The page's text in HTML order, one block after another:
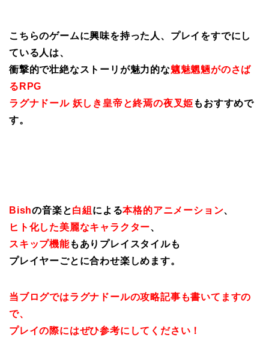
こちらのゲームに興味を持った人、プレイをすでにし
ている人は、
衝撃的で壮絶なストーリが魅力的な魑魅魍魎がのさば
るRPG
ラグナドール 妖しき皇帝と終焉の夜叉姫 もおすすめで
す。
Bishの音楽と白組 による本格的アニメーション、
ヒト化した美麗なキャラクター、
スキップ機能もありプレイスタイルも
プレイヤーごとに合わせ楽しめます。
当ブログではラグナドールの攻略記事も書いてますの
で、
プレイの際にはぜひ参考にしてください！